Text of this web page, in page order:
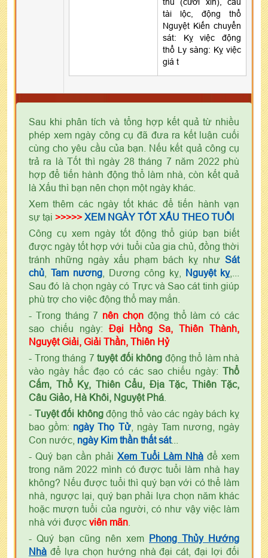
tài lộc, động thổ
Nguyệt Kiến chuyển
sát: Kỵ việc động
thổ Ly sàng: Kỵ việc
giá t
Sau khi phân tích và tổng hợp kết quả từ nhiều
phép xem ngày công cụ đã đưa ra kết luận cuối
cùng cho yêu cầu của bạn. Nếu kết quả công cụ
trả ra là Tốt thì ngày 28 tháng 7 năm 2022 phù
hợp để tiến hành động thổ làm nhà, còn kết quả
là Xấu thì bạn nên chọn một ngày khác.
Xem thêm các ngày tốt khác để tiến hành vạn
sự tại >>>>> XEM NGÀY TỐT XẤU THEO TUỔI
Công cụ xem ngày tốt động thổ giúp bạn biết
được ngày tốt hợp với tuổi của gia chủ, đồng thời
tránh những ngày xấu phạm bách kỵ như Sát
chủ
Tam nương , Dương công kỵ, Nguyệt kỵ,...
Sau đó là chọn ngày có Trực và Sao cát tinh giúp
phù trợ cho việc động thổ may mắn.
- Trong tháng 7 nên chọn động thổ làm có các
sao chiếu ngày: Đại Hồng Sa, Thiên Thành,
Nguyệt Giải, Giải Thần, Thiên Hỷ
- Trong tháng 7 tuyệt đối không động thổ làm nhà
vào ngày hắc đạo có các sao chiếu ngày: Thổ
Cấm, Thổ Kỵ, Thiên Cẩu, Địa Tặc, Thiên Tặc,
Câu Giảo, Hà Khôi, Nguyệt Phá
- Tuyệt đối khôngđộng thổ vào các ngày bách kỵ
bao gồm: ngày Thọ Tử, ngày Tam nương, ngày
Con nước, ngày Kim thần thất sát...
- Quý bạn cần phải Xem Tuổi Làm Nhà để xem
trong năm 2022 mình có được tuổi làm nhà hay
không? Nếu được tuổi thì quý bạn với có thể làm
nhà, ngược lại, quý bạn phải lựa chọn năm khác
hoặc mượn tuổi của người, có như vậy việc làm
nhà với được viên mãn
- Quý bạn cũng nên xem Phong Thủy Hướng
Nhà để lựa chọn hướng nhà đại cát, đại lợi đối